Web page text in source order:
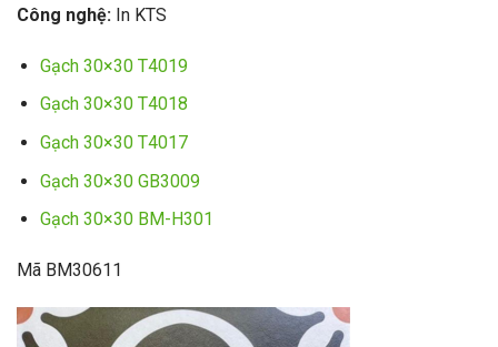
Công nghệ: In KTS
Gạch 30×30 T4019
Gạch 30×30 T4018
Gạch 30×30 T4017
Gạch 30×30 GB3009
Gạch 30×30 BM-H301
Mã BM30611